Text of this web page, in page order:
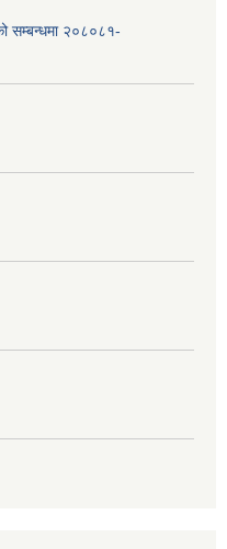
सम्बन्धमा २०८०८१-